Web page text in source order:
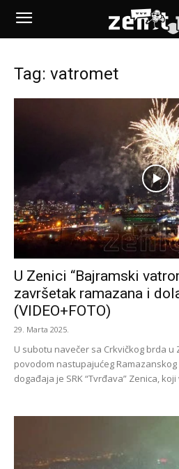
Tag: vatromet
U Zenici “Bajramski
završetak ramazana i
(VIDEO+FOTO)
29. Marta 2025.
U subotu navečer sa Crkvičkog brda
povodom nastupajućeg
događaja je SRK “Tvrđava” Zenica, koji